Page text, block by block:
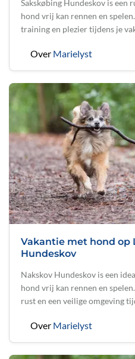
Sakskøbing Hundeskov is een
hond vrij kan rennen en
training en plezier tijdens je
Over Marielyst
Vakantie met hond op
Hundeskov
Nakskov Hundeskov is een
hond vrij kan rennen en
rust en een veilige omgeving
Over Marielyst